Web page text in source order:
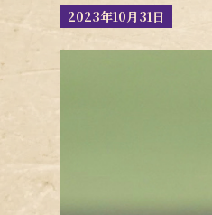
2023年10月31日